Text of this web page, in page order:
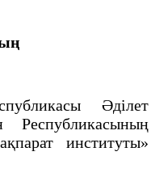
Әділет
Республикасының
институты»